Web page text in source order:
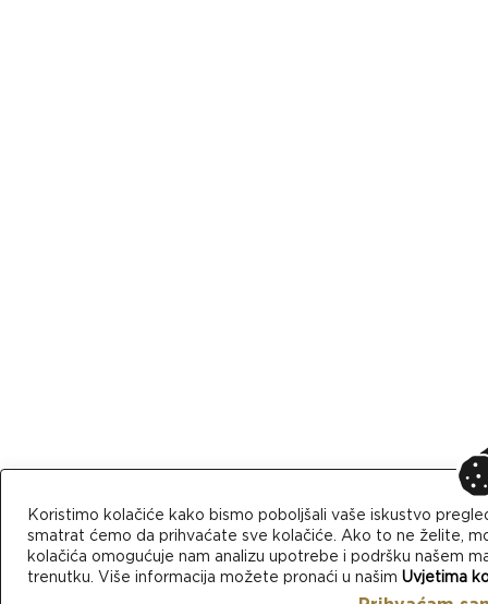
Koristimo kolačiće kako bismo poboljšali vaše iskustvo
smatrat ćemo da prihvaćate sve kolačiće. Ako to ne želite,
kolačića omogućuje nam analizu upotrebe i podršku našem
trenutku. Više informacija možete pronaći u našim Uvjetima